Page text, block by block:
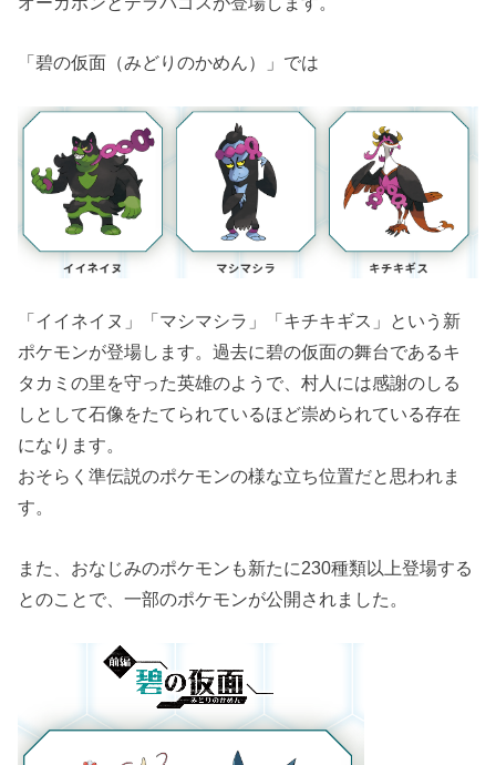
「碧の仮面（みどりのかめん）」では
「イイネイヌ」「マシマシラ」「キチキギス」という新
ポケモンが登場します。過去に碧の仮面の舞台であるキ
タカミの里を守った英雄のようで、村人には感謝のしる
しとして石像をたてられているほど崇められている存在
になります。
おそらく準伝説のポケモンの様な立ち位置だと思われま
す。
また、おなじみのポケモンも新たに230種類以上登場する
とのことで、一部のポケモンが公開されました。